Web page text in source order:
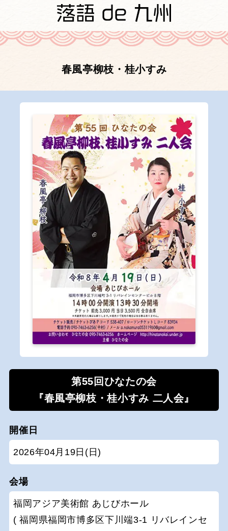
春風亭柳枝・桂小すみ
第55回ひなたの会
『春風亭柳枝・桂小すみ 二人会』
開催日
2026年04月19日(日)
会場
福岡アジア美術館 あじびホール
( 福岡県福岡市博多区下川端3-1 リバレインセ